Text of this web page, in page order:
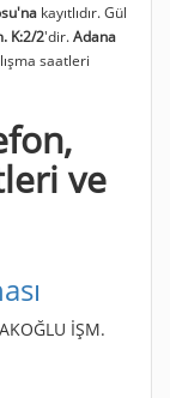
kayıtlıdır. Gül
K:2/2'dir. Adana
saatleri
ve
İŞM.